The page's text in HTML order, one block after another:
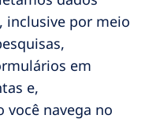
inclusive por meio
em
e,
navega no